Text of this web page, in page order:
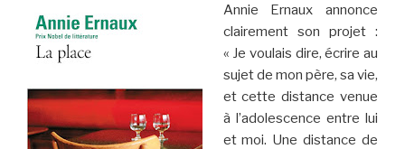
Annie Ernaux annonce
clairement son projet :
« Je voulais dire, écrire au
sujet de mon père, sa vie,
et cette distance venue
à l’adolescence entre lui
et moi. Une distance de